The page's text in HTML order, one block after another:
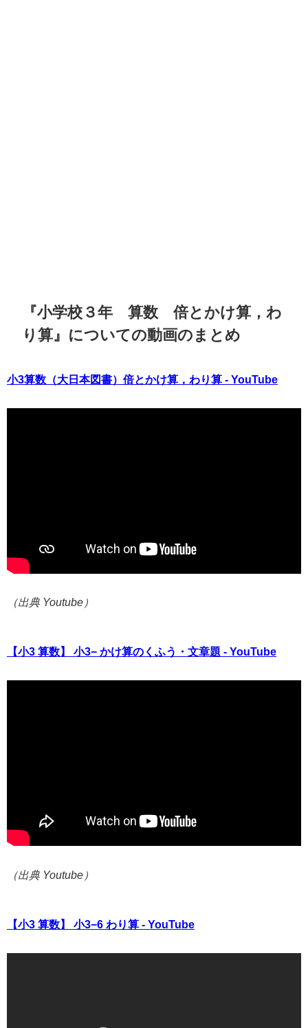
『小学校３年 算数 倍とかけ算，わ
り算』についての動画のまとめ
小3算数（大日本図書）倍とかけ算，わり算 - YouTube
（出典 Youtube）
【小3 算数】 小3− かけ算のくふう・文章題 - YouTube
（出典 Youtube）
【小3 算数】 小3−6 わり算 - YouTube